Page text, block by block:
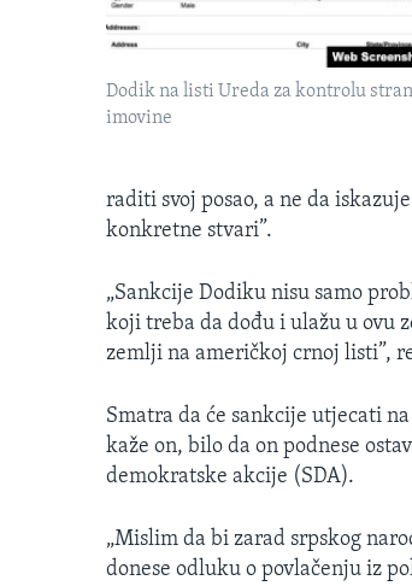
Dodik na listi Ureda za kontrolu
imovine
raditi svoj posao, a ne da
konkretne stvari”.
„Sankcije Dodiku nisu samo
koji treba da dođu i ulažu u ovu
zemlji na američkoj crnoj listi”,
Smatra da će sankcije utjecati
kaže on, bilo da on podnese
demokratske akcije (SDA).
„Mislim da bi zarad srpskog
donese odluku o povlačenju iz